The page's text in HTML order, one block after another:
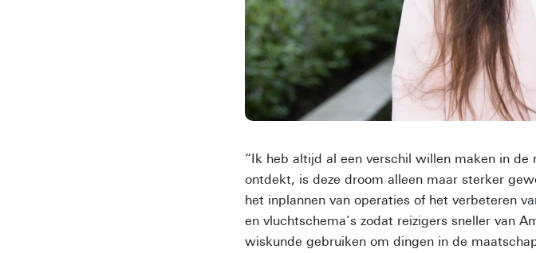
“Ik heb altijd al een verschil willen maken in
ontdekt, is deze droom alleen maar sterker
het inplannen van operaties of het verbeteren
en vluchtschema’s zodat reizigers sneller van
wiskunde gebruiken om dingen in de